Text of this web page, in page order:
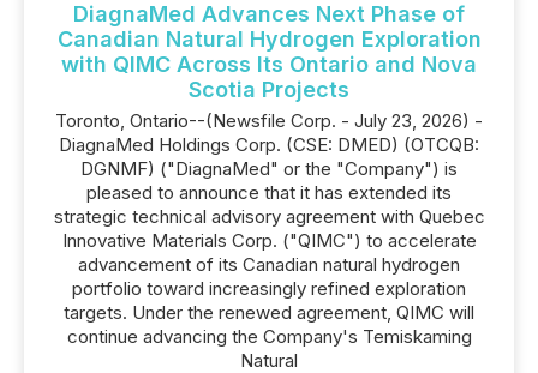
DiagnaMed Advances Next Phase of
Canadian Natural Hydrogen Exploration
with QIMC Across Its Ontario and Nova
Scotia Projects
Toronto, Ontario--(Newsfile Corp. - July 23, 2026) -
DiagnaMed Holdings Corp. (CSE: DMED) (OTCQB:
DGNMF) ("DiagnaMed" or the "Company") is
pleased to announce that it has extended its
strategic technical advisory agreement with Quebec
Innovative Materials Corp. ("QIMC") to accelerate
advancement of its Canadian natural hydrogen
portfolio toward increasingly refined exploration
targets. Under the renewed agreement, QIMC will
continue advancing the Company's Temiskaming
Natural